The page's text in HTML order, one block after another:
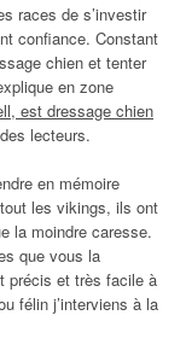
races de s’investir
confiance. Constant
chien et tenter
en zone
est dressage chien
lecteurs.
en mémoire
les vikings, ils ont
la moindre caresse.
que vous la
précis et très facile à
félin j’interviens à la